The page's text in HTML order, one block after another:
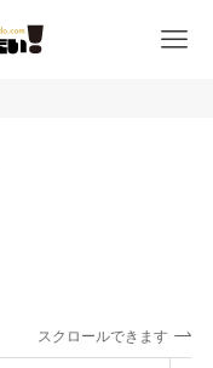
スクロールできます